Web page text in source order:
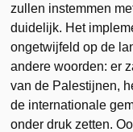
zullen instemmen
duidelijk. Het
ongetwijfeld op de
andere woorden: er
van de Palestijnen,
de internationale
onder druk zetten.